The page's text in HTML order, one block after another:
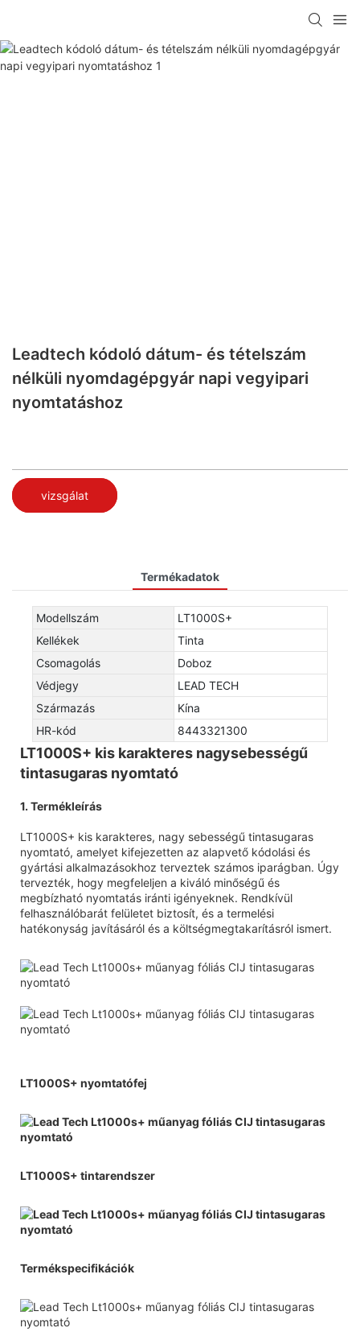
Leadtech kódoló dátum- és tételszám
nélküli nyomdagépgyár napi vegyipari
nyomtatáshoz
vizsgálat
Termékadatok
Modellszám
LT1000S+
Kellékek
Tinta
Csomagolás
Doboz
Védjegy
LEAD TECH
Származás
Kína
HR-kód
8443321300
LT1000S+ kis karakteres nagysebességű
tintasugaras nyomtató
1. Termékleírás
LT1000S+ kis karakteres, nagy sebességű tintasugaras
nyomtató, amelyet kifejezetten az alapvető kódolási és
gyártási alkalmazásokhoz terveztek számos iparágban. Úgy
tervezték, hogy megfeleljen a kiváló minőségű és
megbízható nyomtatás iránti igényeknek. Rendkívül
felhasználóbarát felületet biztosít, és a termelési
hatékonyság javításáról és a költségmegtakarításról ismert.
LT1000S+ nyomtatófej
LT1000S+ tintarendszer
Termékspecifikációk